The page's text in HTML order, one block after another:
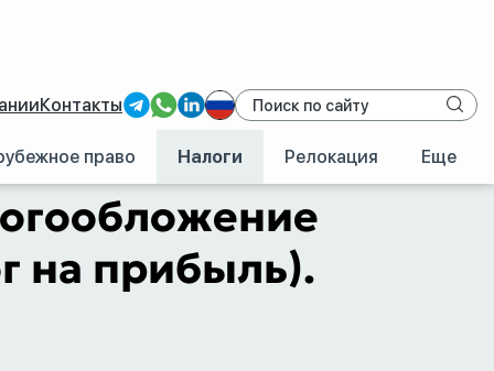
Контакты
право Налоги Релокация Еще
на прибыль)
на прибыль).